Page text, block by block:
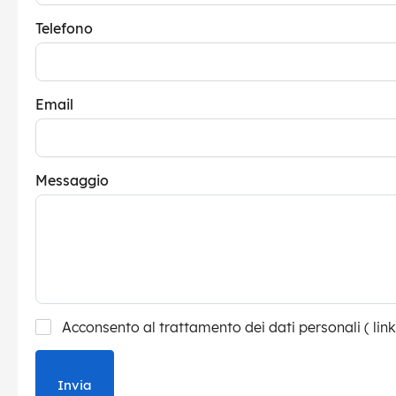
Telefono
Email
Messaggio
Acconsento al trattamento dei dati personali ( link
Invia